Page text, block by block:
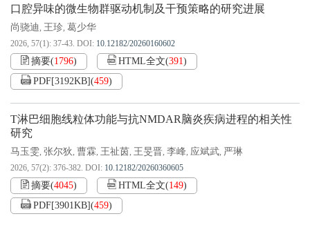
口腔异味的微生物群驱动机制及干预策略的研究进展
尚骁迪, 王珍, 葛少华
2026, 57(1): 37-43. DOI: 10.12182/20260160602
摘要(1796) HTML全文(391)
PDF[3192KB](459)
T淋巴细胞线粒体功能与抗NMDAR脑炎疾病进程的相关性
研究
马玉雯, 张尔狄, 曹霖, 王祉茵, 王旻晋, 李峰, 应斌武, 严琳
2026, 57(2): 376-382. DOI: 10.12182/20260360605
摘要(4045) HTML全文(149)
PDF[3901KB](459)